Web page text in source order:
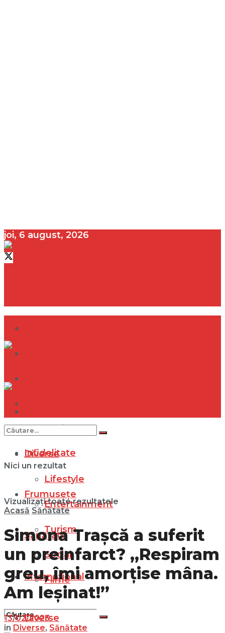
joi, 6 august, 2026
Internațional
Diverse
Lifestyle
Entertainment
Turism
Social
Filme
Infidelitate
Frumusețe
Sănătate
Internațional
Diverse
Nici un rezultat
Vizualizați toate rezultatele
Acasă Sănătate
Simona Trașcă a suferit
un preinfarct? „Respiram
greu, îmi amorțise mâna.
Am leșinat!”
13/02/2023
in Diverse, Sănătate